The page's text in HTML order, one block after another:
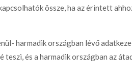
össze, ha az érintett
harmadik országban lévő
és a harmadik országban az